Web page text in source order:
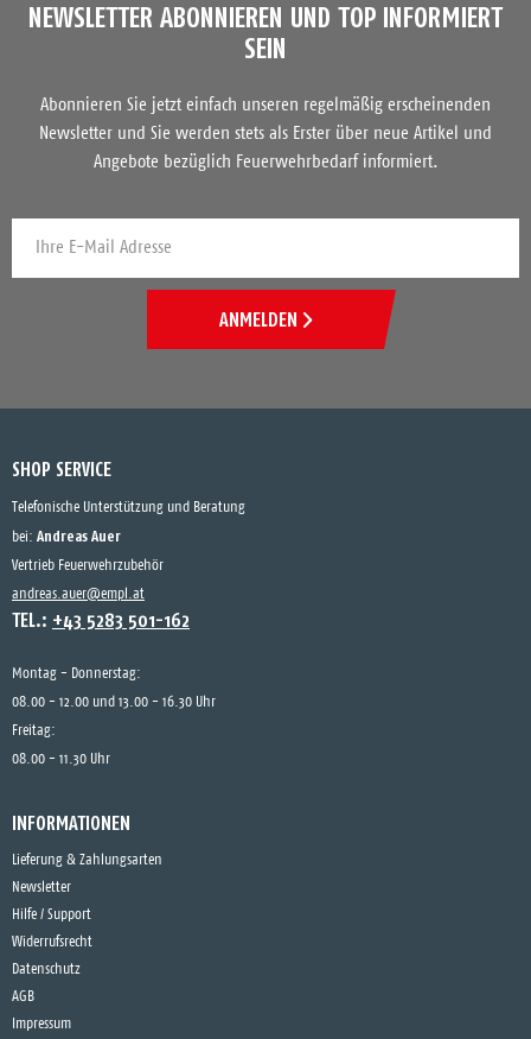
NEWSLETTER ABONNIEREN UND TOP INFORMIERT
SEIN
Abonnieren Sie jetzt einfach unseren regelmäßig erscheinenden
Newsletter und Sie werden stets als Erster über neue Artikel und
Angebote bezüglich Feuerwehrbedarf informiert.
ANMELDEN
SHOP SERVICE
Telefonische Unterstützung und Beratung
bei: Andreas Auer
Vertrieb Feuerwehrzubehör
andreas.auer@empl.at
TEL.: +43 5283 501-162
Montag - Donnerstag:
08.00 - 12.00 und 13.00 - 16.30 Uhr
Freitag:
08.00 - 11.30 Uhr
INFORMATIONEN
Lieferung & Zahlungsarten
Newsletter
Hilfe / Support
Widerrufsrecht
Datenschutz
AGB
Impressum